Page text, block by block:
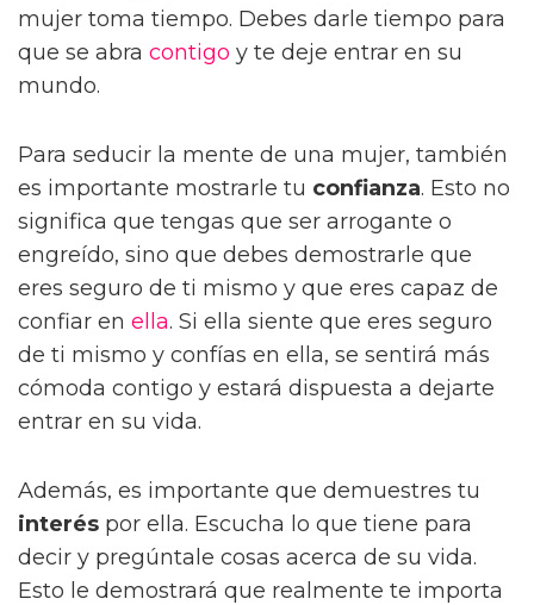
mujer toma tiempo. Debes darle tiempo para
que se abra contigo y te deje entrar en su
mundo.
Para seducir la mente de una mujer, también
es importante mostrarle tu confianza. Esto no
significa que tengas que ser arrogante o
engreído, sino que debes demostrarle que
eres seguro de ti mismo y que eres capaz de
confiar en ella. Si ella siente que eres seguro
de ti mismo y confías en ella, se sentirá más
cómoda contigo y estará dispuesta a dejarte
entrar en su vida.
Además, es importante que demuestres tu
interés por ella. Escucha lo que tiene para
decir y pregúntale cosas acerca de su vida.
Esto le demostrará que realmente te importa